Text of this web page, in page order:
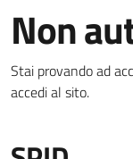
Amministrazione
Novità
Non
Stai provando ad
accedi al sito.